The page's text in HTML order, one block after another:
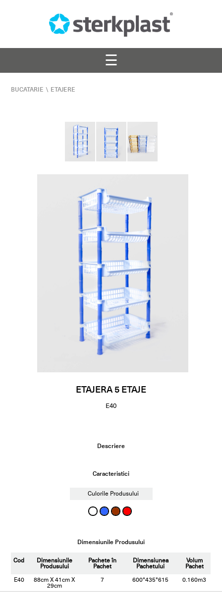
☰
BUCATARIE \ ETAJERE
ETAJERA 5 ETAJE
E40
Descriere
Caracteristici
Culorile Produsului
Dimensiunile Produsului
Cod Dimensiunile
Produsului
Pachete în
Pachet
Dimensiunea
Pachetului
Volum
Pachet
E40
88cm X 41cm X
29cm
7 600*435*615 0.160m3